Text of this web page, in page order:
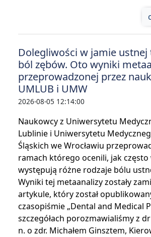
Dolegliwości w jamie
ból zębów. Oto wyniki
przeprowadzonej przez
UMLUB i UMW
2026-08-05 12:14:00
Naukowcy z Uniwersytetu
Lublinie i Uniwersytetu
Śląskich we Wrocławiu
ramach którego ocenili, jak
występują różne rodzaje bólu
Wyniki tej metaanalizy zostały
artykule, który został
czasopiśmie „Dental and Medical
szczegółach porozmawialiśmy z
n. o zdr. Michałem Ginsztem,